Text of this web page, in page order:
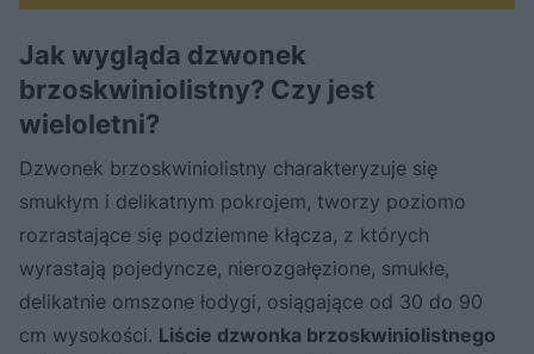
Jak wygląda dzwonek
brzoskwiniolistny? Czy jest
wieloletni?
Dzwonek brzoskwiniolistny charakteryzuje się
smukłym i delikatnym pokrojem, tworzy poziomo
rozrastające się podziemne kłącza, z których
wyrastają pojedyncze, nierozgałęzione, smukłe,
delikatnie omszone łodygi, osiągające od 30 do 90
cm wysokości. Liście dzwonka brzoskwiniolistnego